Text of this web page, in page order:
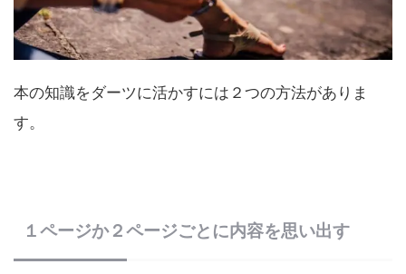
本の知識をダーツに活かすには２つの方法がありま
す。
１ページか２ページごとに内容を思い出す